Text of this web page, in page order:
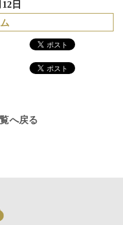
日
へ戻る